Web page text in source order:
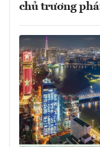
chủ trương